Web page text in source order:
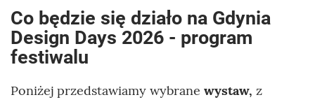
Co będzie się działo na Gdynia
Design Days 2026 - program
festiwalu
Poniżej przedstawiamy wybrane wystaw, z